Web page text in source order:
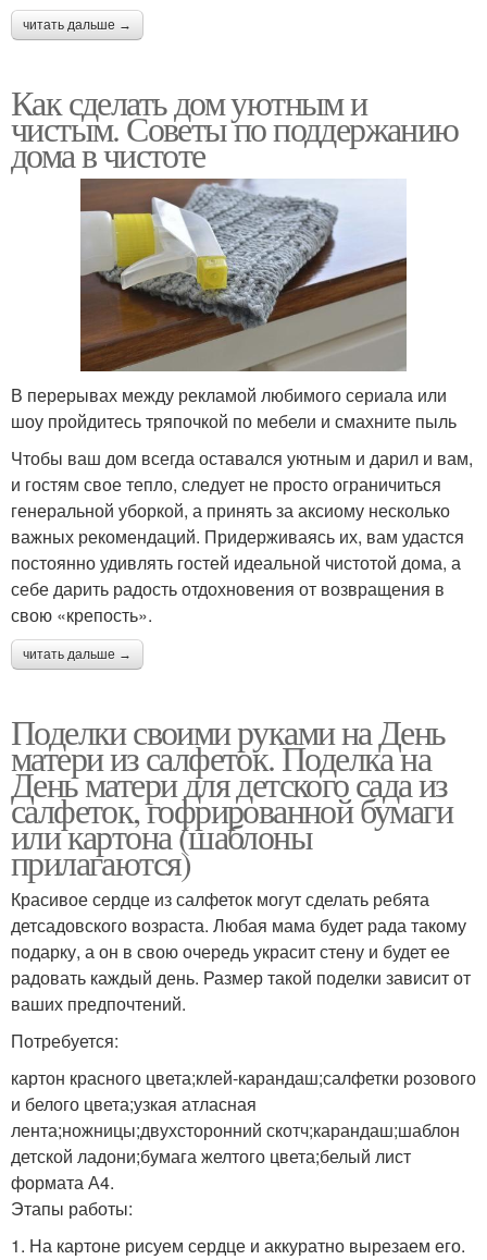
читать дальше →
Как сделать дом уютным и
чистым. Советы по поддержанию
дома в чистоте
В перерывах между рекламой любимого сериала или
шоу пройдитесь тряпочкой по мебели и смахните пыль
Чтобы ваш дом всегда оставался уютным и дарил и вам,
и гостям свое тепло, следует не просто ограничиться
генеральной уборкой, а принять за аксиому несколько
важных рекомендаций. Придерживаясь их, вам удастся
постоянно удивлять гостей идеальной чистотой дома, а
себе дарить радость отдохновения от возвращения в
свою «крепость».
читать дальше →
Поделки своими руками на День
матери из салфеток. Поделка на
День матери для детского сада из
салфеток, гофрированной бумаги
или картона (шаблоны
прилагаются)
Красивое сердце из салфеток могут сделать ребята
детсадовского возраста. Любая мама будет рада такому
подарку, а он в свою очередь украсит стену и будет ее
радовать каждый день. Размер такой поделки зависит от
ваших предпочтений.
Потребуется:
картон красного цвета;клей-карандаш;салфетки розового
и белого цвета;узкая атласная
лента;ножницы;двухсторонний скотч;карандаш;шаблон
детской ладони;бумага желтого цвета;белый лист
формата А4.
Этапы работы:
1. На картоне рисуем сердце и аккуратно вырезаем его.